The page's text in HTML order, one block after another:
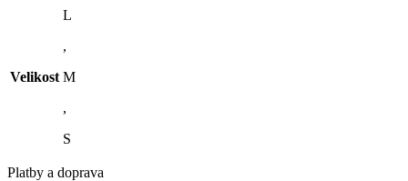
Velikost
L
,
M
,
S
Platby a doprava